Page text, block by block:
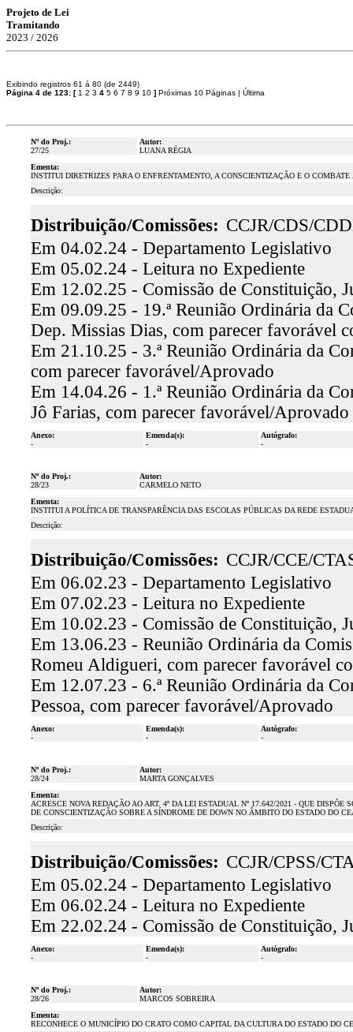
Projeto de Lei
Tramitando
2023 / 2026
Exibindo registros 61 á 80 (de 2449)
Página 4 de 123: [ 1 2 3 4 5 6 7 8 9 10 ] Próximas 10 Páginas | Última
Nº do Proj.:
27/25
Autor:
LUANA RÉGIA
Ementa:
INSTITUI DIRETRIZES PARA O ENFRENTAMENTO, A CONSCIENTIZAÇÃO E O
Descrição:
Distribuição/Comissões: CCJR/CDS/
Em 04.02.24 - Departamento Legislativo
Em 05.02.24 - Leitura no Expediente
Em 12.02.25 - Comissão de Constituição,
Em 09.09.25 - 19.ª Reunião Ordinária da
Dep. Missias Dias, com parecer favorável
Em 21.10.25 - 3.ª Reunião Ordinária da
com parecer favorável/Aprovado
Em 14.04.26 - 1.ª Reunião Ordinária da
Jô Farias, com parecer favorável/Aprovado
Anexo:
-
Emenda(s):
-
Autógrafo:
-
Nº do Proj.:
28/23
Autor:
CARMELO NETO
Ementa:
INSTITUI A POLÍTICA DE TRANSPARÊNCIA DAS ESCOLAS PÚBLICAS DA REDE
Descrição:
Distribuição/Comissões: CCJR/CCE/
Em 06.02.23 - Departamento Legislativo
Em 07.02.23 - Leitura no Expediente
Em 10.02.23 - Comissão de Constituição,
Em 13.06.23 - Reunião Ordinária da
Romeu Aldigueri, com parecer favorável
Em 12.07.23 - 6.ª Reunião Ordinária da
Pessoa, com parecer favorável/Aprovado
Anexo:
-
Emenda(s):
-
Autógrafo:
-
Nº do Proj.:
28/24
Autor:
MARTA GONÇALVES
Ementa:
ACRESCE NOVA REDAÇÃO AO ART. 4º DA LEI ESTADUAL Nº 17.642/2021 - QUE
DE CONSCIENTIZAÇÃO SOBRE A SÍNDROME DE DOWN NO ÂMBITO DO ESTADO DO
Descrição:
Distribuição/Comissões: CCJR/CPSS/
Em 05.02.24 - Departamento Legislativo
Em 06.02.24 - Leitura no Expediente
Em 22.02.24 - Comissão de Constituição,
Anexo:
-
Emenda(s):
-
Autógrafo:
-
Nº do Proj.:
28/26
Autor:
MARCOS SOBREIRA
Ementa:
RECONHECE O MUNICÍPIO DO CRATO COMO CAPITAL DA CULTURA DO ESTADO DO